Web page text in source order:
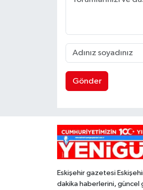
Gönder
Eskişehir gazetesi
dakika haberlerini, güncel